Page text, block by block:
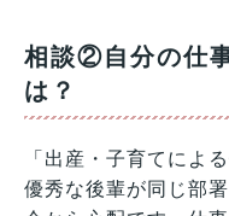
相談②自分の仕
は？
「出産・子育てによ
優秀な後輩が同じ部